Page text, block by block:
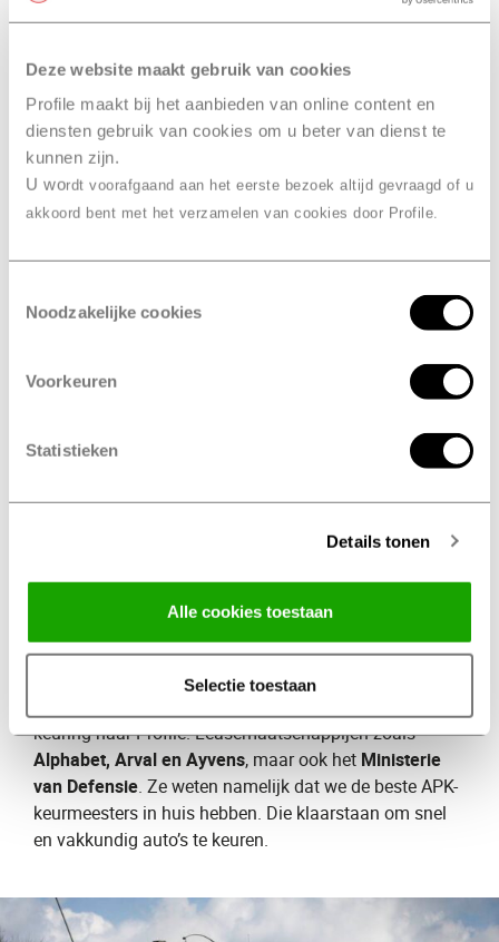
Deze website maakt gebruik van cookies
Profile maakt bij het aanbieden van online content en
diensten gebruik van cookies om u beter van dienst te
kunnen zijn.
U wordt voorafgaand aan het eerste bezoek altijd gevraagd of u
akkoord bent met het verzamelen van cookies door Profile.
Noodzakelijke cookies
Voorkeuren
Statistieken
Details tonen
Alle cookies toestaan
Selectie toestaan
RDW-erkend
Combineer de APK met een grote
beurt
Ja, de APK is een wettelijke keuring die in heel Europa
verplicht is. Het doel van de keuring is om de
beschermen. Bij de controle kijken we bijvoorbeeld
naar de verlichting van je voertuig. Maar ook
voertuigen die te veel schadelijk stoffen uitstoten
komen niet door de keuring en worden dus afgekeurd.
positieve gevolgen voor het milieu.
Defensie en
leasemaatschappijen
voor APK naar Profile
keuring naar Profile. Leasemaatschappijen zoals
Alphabet, Arval en Ayvens, maar ook het Ministerie
van Defensie. Ze weten namelijk dat we de beste APK-
keurmeesters in huis hebben. Die klaarstaan om snel
en vakkundig auto’s te keuren.